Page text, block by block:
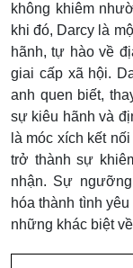
không khiêm
khi đó, Darcy là
hãnh, tự hào về
giai cấp xã hội.
anh quen biết,
sự kiêu hãnh và
là móc xích kết
trở thành sự
nhận. Sự
hóa thành tình
những khác biệt